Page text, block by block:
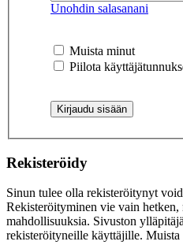
Unohdin salasanani
Muista minut
Piilota
Rekisteröidy
Sinun tulee olla rekisteröitynyt
Rekisteröityminen vie vain hetken,
mahdollisuuksia. Sivuston
rekisteröityneille käyttäjille. Muista